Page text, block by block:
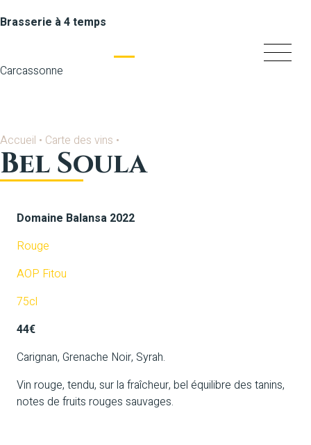
Brasserie à 4 temps
Carcassonne
Accueil • Carte des vins •
Bel Soula
Domaine Balansa 2022
Rouge
AOP Fitou
75cl
44€
Carignan, Grenache Noir, Syrah.
Vin rouge, tendu, sur la fraîcheur, bel équilibre des tanins,
notes de fruits rouges sauvages.